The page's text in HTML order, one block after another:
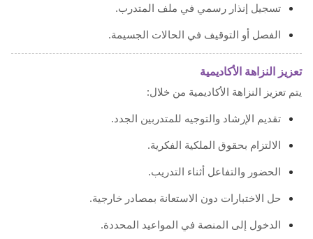
تسجيل إنذار رسمي في ملف المتدرب.
الفصل أو التوقيف في الحالات الجسيمة.
تعزيز النزاهة الأكاديمية
يتم تعزيز النزاهة الأكاديمية من خلال:
تقديم الإرشاد والتوجيه للمتدربين الجدد.
الالتزام بحقوق الملكية الفكرية.
الحضور والتفاعل أثناء التدريب.
حل الاختبارات دون الاستعانة بمصادر خارجية.
الدخول إلى المنصة في المواعيد المحددة.